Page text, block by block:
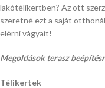
lakótélikertben? Az ott
szeretné ezt a saját
elérni vágyait!
Megoldások terasz
Télikertek